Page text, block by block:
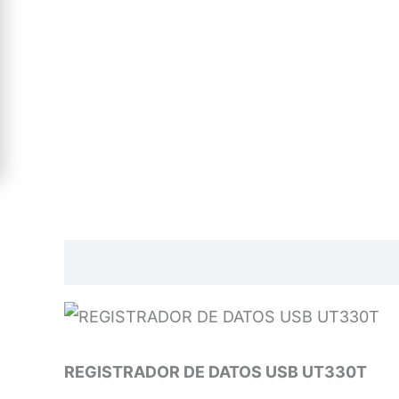
REGISTRADOR DE DATOS USB UT330T